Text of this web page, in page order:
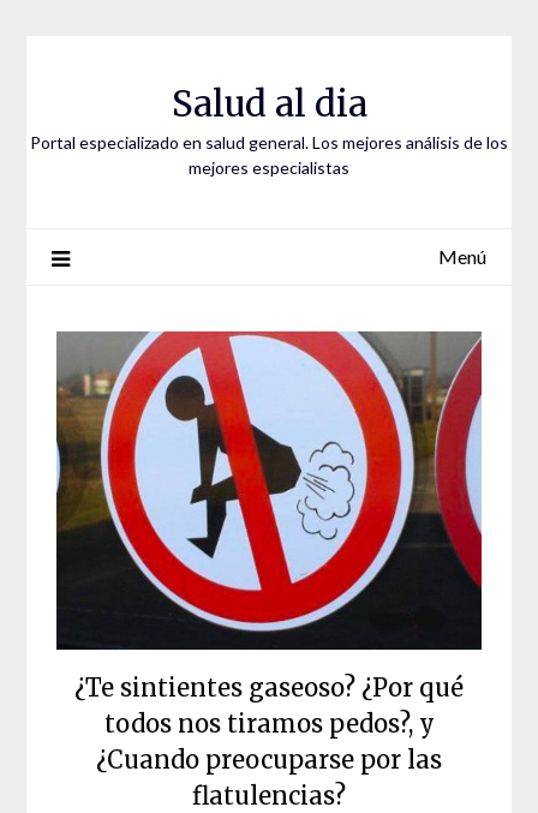
Salud al dia
Portal especializado en salud general. Los mejores análisis de los
mejores especialistas
Menú
¿Te sintientes gaseoso? ¿Por qué
todos nos tiramos pedos?, y
¿Cuando preocuparse por las
flatulencias?